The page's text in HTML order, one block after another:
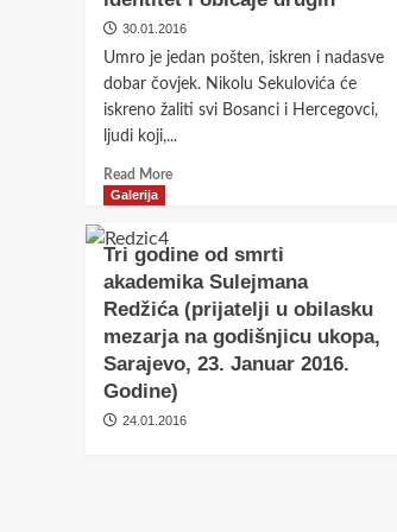
Saopštenja
Krug 99:
hegemonista
20.07.2026
dobar
30.01.2016
Umro je jedan pošten, iskren i nadasve
dobar čovjek. Nikolu Sekulovića će
iskreno žaliti svi Bosanci i Hercegovci,
ljudi koji,...
Read MoreRead
Sekulovića
će
iskreno
žaliti
Bosanci
i
Hercegovci,
Galerija
Tri godine od smrti
akademika Sulejmana
Redžića (prijatelji u obilasku
mezarja na godišnjicu ukopa,
Sarajevo, 23. Januar 2016.
Godine)
24.01.2016